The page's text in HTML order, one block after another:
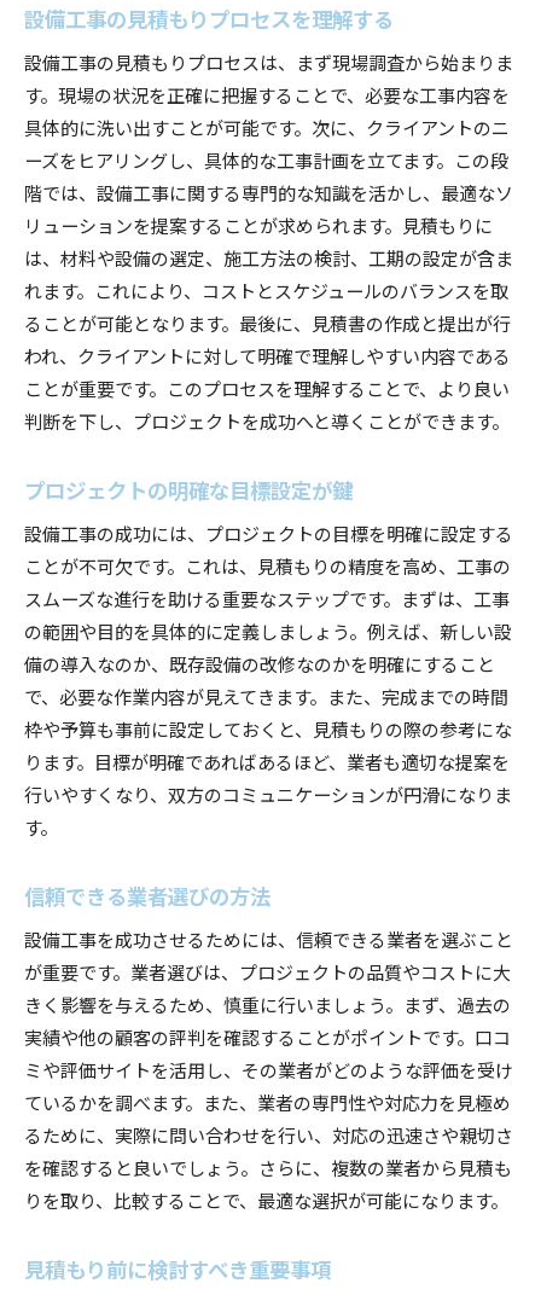
効率的な見積もり依頼の手順
テクノロジーを活用した見積もり管理
作業効率を上げるための協力体制の構築
見積もりプロセスのデジタル化の利点
関係者全員を巻き込むコミュニケーション戦略
ミーティングを効果的に行うための準備
設備工事見積もりでコストを正確に予測する方法
正確なコスト予測のためのデータ収集法
過去のプロジェクトを活用した予測手法
不確実性を考慮した予算設定の技法
設備工事における市場動向の分析
専門家の意見を取り入れる方法
設備工事のプロが教える見積もり成功のカギ
プロフェッショナルの視点から見る見積もり
成功事例から学ぶ見積もりの極意
お客様のニーズを的確に捉える技術
競争力のある見積もりを作成する方法
プロが実践する品質管理の手法
持続可能なプロジェクトのための戦略
見積もりのプロになるための設備工事ガイド
実践的な経験を積むための方法
業界トレンドに対応するための教育プログラム
プロジェクト管理ツールの活用法
見積もりの専門家としてのキャリアパス
設備工事見積もりでプロジェクトを成功に導く
プロジェクト成功のための見積もり戦略
見積もりを活用したプロジェクト管理の実践
全体像を把握するための視点
効果的なチームビルディングの手法
最終成果物の品質を保証するためのチェックリ
設備工事の見積もりプロセスを理解する
設備工事の見積もりプロセスは、まず現場調査から始まりま
す。現場の状況を正確に把握することで、必要な工事内容を
具体的に洗い出すことが可能です。次に、クライアントのニ
ーズをヒアリングし、具体的な工事計画を立てます。この段
階では、設備工事に関する専門的な知識を活かし、最適なソ
リューションを提案することが求められます。見積もりに
は、材料や設備の選定、施工方法の検討、工期の設定が含ま
れます。これにより、コストとスケジュールのバランスを取
ることが可能となります。最後に、見積書の作成と提出が行
われ、クライアントに対して明確で理解しやすい内容である
ことが重要です。このプロセスを理解することで、より良い
判断を下し、プロジェクトを成功へと導くことができます。
プロジェクトの明確な目標設定が鍵
設備工事の成功には、プロジェクトの目標を明確に設定する
ことが不可欠です。これは、見積もりの精度を高め、工事の
スムーズな進行を助ける重要なステップです。まずは、工事
の範囲や目的を具体的に定義しましょう。例えば、新しい設
備の導入なのか、既存設備の改修なのかを明確にすること
で、必要な作業内容が見えてきます。また、完成までの時間
枠や予算も事前に設定しておくと、見積もりの際の参考にな
ります。目標が明確であればあるほど、業者も適切な提案を
行いやすくなり、双方のコミュニケーションが円滑になりま
す。
信頼できる業者選びの方法
設備工事を成功させるためには、信頼できる業者を選ぶこと
が重要です。業者選びは、プロジェクトの品質やコストに大
きく影響を与えるため、慎重に行いましょう。まず、過去の
実績や他の顧客の評判を確認することがポイントです。口コ
ミや評価サイトを活用し、その業者がどのような評価を受け
ているかを調べます。また、業者の専門性や対応力を見極め
るために、実際に問い合わせを行い、対応の迅速さや親切さ
を確認すると良いでしょう。さらに、複数の業者から見積も
りを取り、比較することで、最適な選択が可能になります。
見積もり前に検討すべき重要事項